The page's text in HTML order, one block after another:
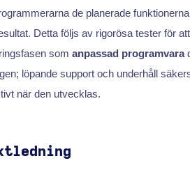
de planerade
Detta följs av rigorösa tester för
som anpassad programvara
löpande support och underhåll
när den utvecklas.